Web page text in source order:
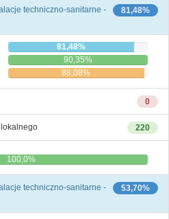
81,48%
techniczno-sanitarne -
81,48%
90,35%
88,08%
0
220
100,0%
53,70%
techniczno-sanitarne -